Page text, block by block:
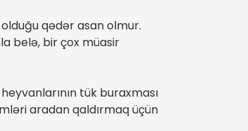
qədər asan olmur.
belə, bir çox müasir
tük buraxması
aradan qaldırmaq üçün